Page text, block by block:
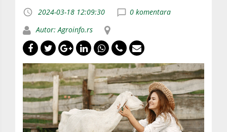
2024-03-18 12:09:30
0 komentara
Autor: Agroinfo.rs